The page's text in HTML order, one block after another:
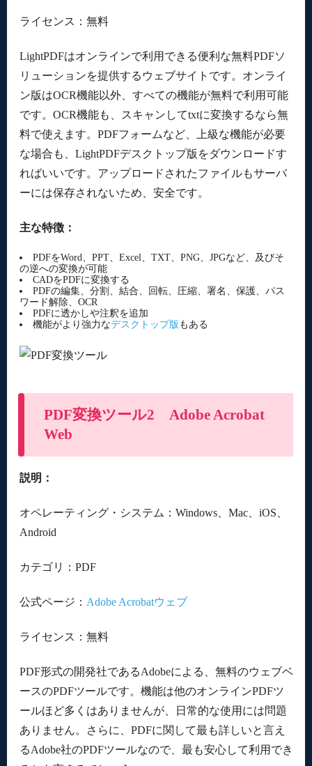
ライセンス：無料
LightPDFはオンラインで利用できる便利な無料PDFソ
リューションを提供するウェブサイトです。オンライ
ン版はOCR機能以外、すべての機能が無料で利用可能
です。OCR機能も、スキャンしてtxtに変換するなら無
料で使えます。PDFフォームなど、上級な機能が必要
な場合も、LightPDFデスクトップ版をダウンロードす
ればいいです。アップロードされたファイルもサーバ
ーには保存されないため、安全です。
主な特徴：
PDFをWord、PPT、Excel、TXT、PNG、JPGなど、及びそ
の逆への変換が可能
CADをPDFに変換する
PDFの編集、分割、結合、回転、圧縮、署名、保護、パス
ワード解除、OCR
PDFに透かしや注釈を追加
機能がより強力なデスクトップ版 もある
PDF変換ツール2 Adobe Acrobat
Web
説明：
オペレーティング・システム：Windows、Mac、iOS、
Android
カテゴリ：PDF
公式ページ： Adobe Acrobatウェブ
ライセンス：無料
PDF形式の開発社であるAdobeによる、無料のウェブベ
ースのPDFツールです。機能は他のオンラインPDFツ
ールほど多くはありませんが、日常的な使用には問題
ありません。さらに、PDFに関して最も詳しいと言え
るAdobe社のPDFツールなので、最も安心して利用でき